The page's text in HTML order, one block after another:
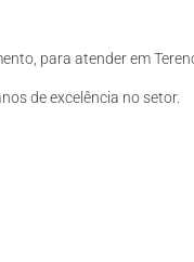
para atender em
de excelência no setor.